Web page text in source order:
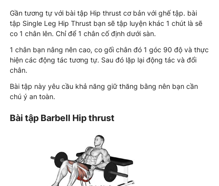
Gần tương tự với bài tập Hip thrust cơ bản với ghế tập. bài
tập Single Leg Hip Thrust bạn sẽ tập luyện khác 1 chút là sẽ
co 1 chân lên. Chỉ để 1 chân cố định dưới sàn.
1 chân bạn nâng nên cao, co gối chân đó 1 góc 90 độ và thực
hiện các động tác tương tự. Sau đó lặp lại động tác và đổi
chân.
Bài tập này yêu cầu khả năng giữ thăng bằng nên bạn cần
chú ý an toàn.
Bài tập Barbell Hip thrust